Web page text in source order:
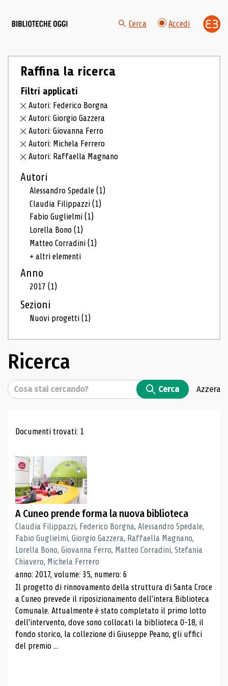
Cerca Accedi
Raffina la ricerca
Filtri applicati
Autori: Federico Borgna
Autori: Giorgio Gazzera
Autori: Giovanna Ferro
Autori: Michela Ferrero
Autori: Raffaella Magnano
Autori
Alessandro Spedale(1)
Claudia Filippazzi(1)
Fabio Guglielmi(1)
Lorella Bono(1)
Matteo Corradini(1)
+ altri elementi
Anno
2017(1)
Sezioni
Nuovi progetti(1)
Ricerca
Cerca Cerca Azzera
Risultati di ricerca
Documenti trovati: 1
A Cuneo prende forma la nuova biblioteca
Claudia Filippazzi, Federico Borgna, Alessandro Spedale,
Fabio Guglielmi, Giorgio Gazzera, Raffaella Magnano,
Lorella Bono, Giovanna Ferro, Matteo Corradini, Stefania
Chiavero, Michela Ferrero
anno: 2017, volume: 35, numero: 6
Il progetto di rinnovamento della struttura di Santa Croce
a Cuneo prevede il riposizionamento dell'intera Biblioteca
Comunale. Attualmente è stato completato il primo lotto
dell'intervento, dove sono collocati la biblioteca 0-18, il
fondo storico, la collezione di Giuseppe Peano, gli uffici
del premio ...